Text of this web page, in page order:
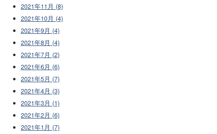
2021年11月 (8)
2021年10月 (4)
2021年9月 (4)
2021年8月 (4)
2021年7月 (2)
2021年6月 (6)
2021年5月 (7)
2021年4月 (3)
2021年3月 (1)
2021年2月 (6)
2021年1月 (7)